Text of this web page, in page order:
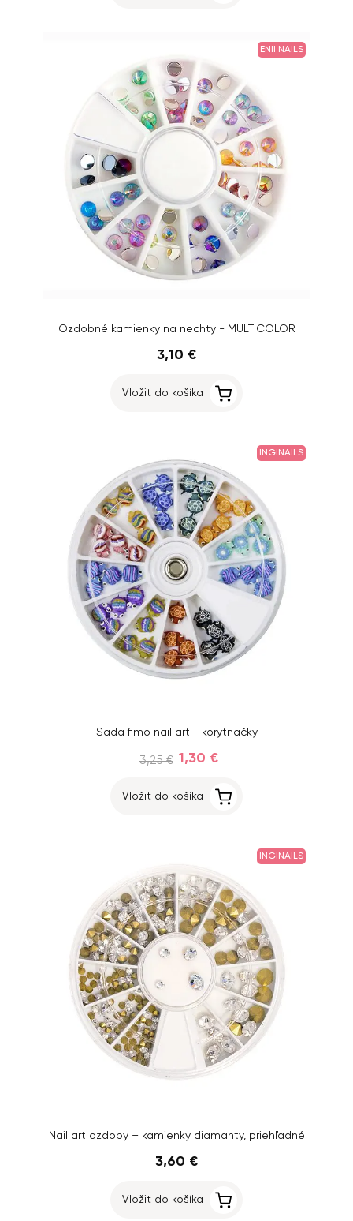
ENII NAILS
Ozdobné kamienky na nechty - MULTICOLOR
3,10 €
Vložiť do košíka
INGINAILS
Sada fimo nail art - korytnačky
3,25 € 1,30 €
Vložiť do košíka
INGINAILS
Nail art ozdoby – kamienky diamanty, priehľadné
3,60 €
Vložiť do košíka